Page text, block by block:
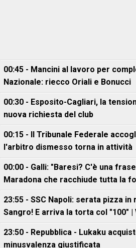
00:45 - Mancini al lavoro per
Nazionale: riecco Oriali e Bonucci
00:30 - Esposito-Cagliari, la
nuova richiesta del club
00:15 - Il Tribunale Federale
l'arbitro dismesso torna in attività
00:00 - Galli: "Baresi? C'è una
Maradona che racchiude tutta la
23:55 - SSC Napoli: serata pizza
Sangro! E arriva la torta col "100" |
23:50 - Repubblica - Lukaku
minusvalenza giustificata